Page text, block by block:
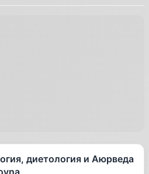
диетология и Аюрведа